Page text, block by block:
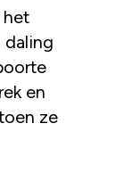
het
daling
en
ze